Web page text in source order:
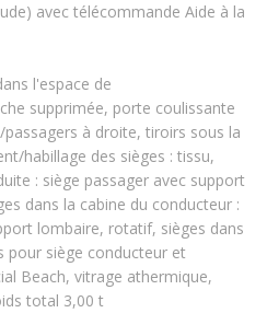
avec télécommande Aide à la
l'espace de
supprimée, porte coulissante
à droite, tiroirs sous la
habillage des sièges : tissu,
: siège passager avec support
dans la cabine du conducteur :
lombaire, rotatif, sièges dans
pour siège conducteur et
Beach, vitrage athermique,
total 3,00 t